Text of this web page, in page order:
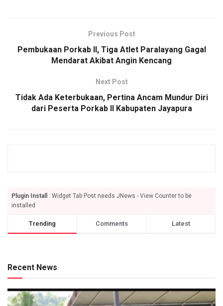
Previous Post
Pembukaan Porkab II, Tiga Atlet Paralayang Gagal
Mendarat Akibat Angin Kencang
Next Post
Tidak Ada Keterbukaan, Pertina Ancam Mundur Diri
dari Peserta Porkab II Kabupaten Jayapura
Plugin Install
: Widget Tab Post needs JNews - View Counter to be
installed
Trending Comments Latest
Recent News